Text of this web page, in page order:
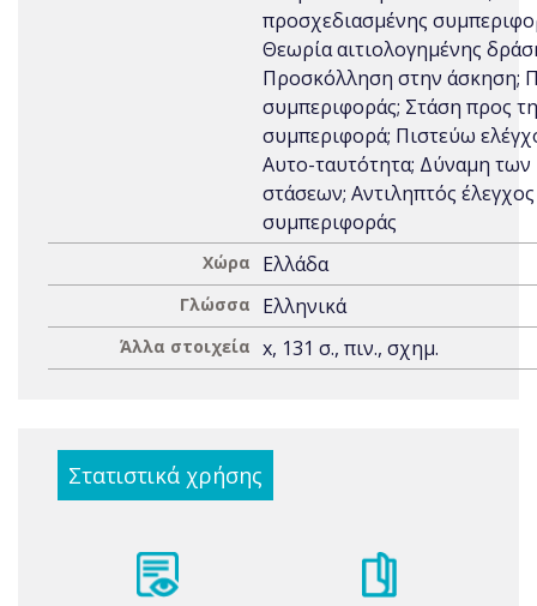
προσχεδιασμένης
Θεωρία αιτιολογημένης
Προσκόλληση στην άσκηση;
συμπεριφοράς; Στάση προς τη
συμπεριφορά; Πιστεύω
Αυτο-ταυτότητα; Δύναμη των
στάσεων; Αντιληπτός έλεγχος
συμπεριφοράς
Χώρα Ελλάδα
Γλώσσα Ελληνικά
Άλλα στοιχεία x, 131 σ., πιν., σχημ.
Στατιστικά χρήσης